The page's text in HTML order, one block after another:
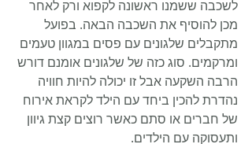
לשכבה ששמנו ראשונה לקפוא ורק לאחר
מכן להוסיף את השכבה הבאה. בפועל
מתקבלים שלגונים עם פסים במגוון טעמים
ומרקמים. סוג כזה של שלגונים אומנם דורש
הרבה השקעה אבל זו יכולה להיות חוויה
נהדרת להכין ביחד עם הילד לקראת אירוח
של חברים או סתם כאשר רוצים קצת גיוון
ותעסוקה עם הילדים.